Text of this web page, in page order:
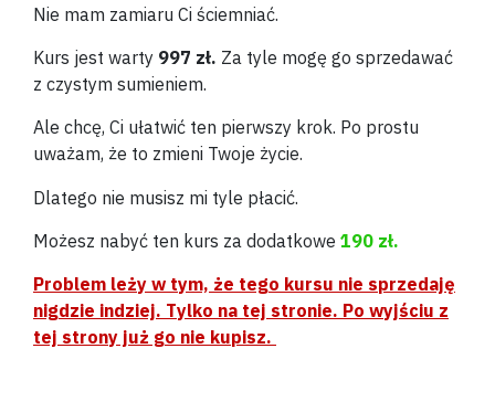
Nie mam zamiaru Ci ściemniać.
Kurs jest warty 997 zł. Za tyle mogę go sprzedawać
z czystym sumieniem.
Ale chcę, Ci ułatwić ten pierwszy krok. Po prostu
uważam, że to zmieni Twoje życie.
Dlatego nie musisz mi tyle płacić.
Możesz nabyć ten kurs za dodatkowe 190 zł.
Problem leży w tym, że tego kursu nie sprzedaję
nigdzie indziej. Tylko na tej stronie. Po wyjściu z
tej strony już go nie kupisz.